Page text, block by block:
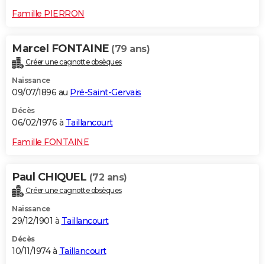
Famille PIERRON
Marcel FONTAINE (79 ans)
Créer une cagnotte obsèques
Naissance
09/07/1896 au Pré-Saint-Gervais
Décès
06/02/1976 à Taillancourt
Famille FONTAINE
Paul CHIQUEL (72 ans)
Créer une cagnotte obsèques
Naissance
29/12/1901 à Taillancourt
Décès
10/11/1974 à Taillancourt